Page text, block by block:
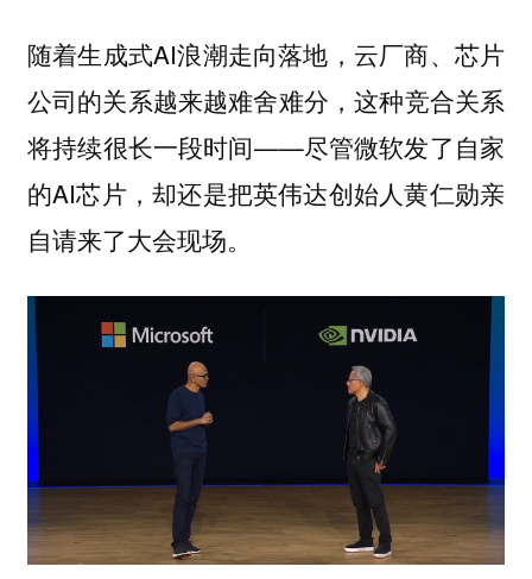
随着生成式AI浪潮走向落地，云厂商、芯片
公司的关系越来越难舍难分，这种竞合关系
将持续很长一段时间——尽管微软发了自家
的AI芯片，却还是把英伟达创始人黄仁勋亲
自请来了大会现场。